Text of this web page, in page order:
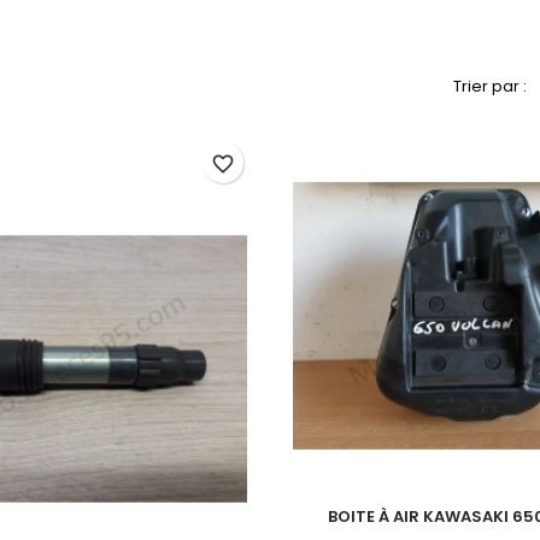
Trier par :
favorite_border
BOITE À AIR KAWASAKI